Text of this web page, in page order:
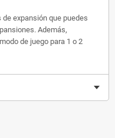
expansión que puedes
Además,
de juego para 1 o 2